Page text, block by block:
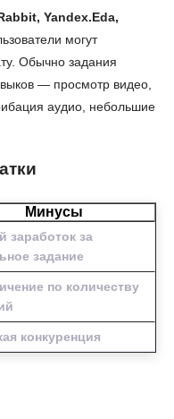
Yandex.Eda,
могут
Обычно задания
— просмотр видео,
аудио, небольшие
Минусы
заработок за
задание
по количеству
конкуренция